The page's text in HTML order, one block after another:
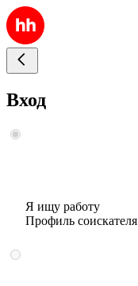
Вход
Я ищу работу
Профиль соискателя